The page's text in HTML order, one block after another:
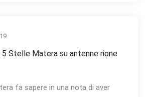
Stelle Matera su antenne rione
fa sapere in una nota di aver